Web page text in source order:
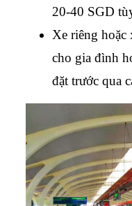
20-40 SGD
Xe riêng hoặc
cho gia đình
đặt trước qua